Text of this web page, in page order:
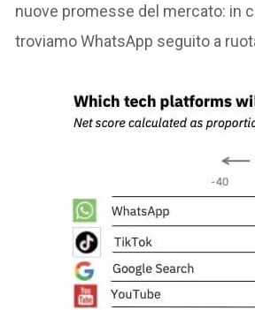
nuove promesse del mercato: in
troviamo WhatsApp seguito a